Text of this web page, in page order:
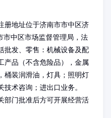
册地址位于济南市市中区济
市中区市场监督管理局，法
批发、零售：机械设备及配
产品（不含危险品），金属
桶装润滑油，灯具；照明灯
术咨询；进出口业务。
部门批准后方可开展经营活